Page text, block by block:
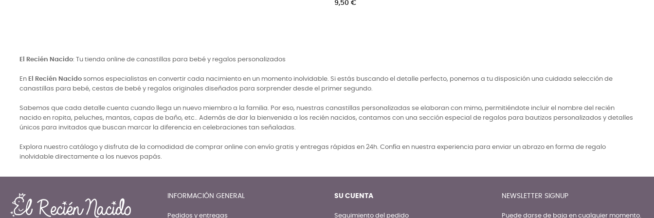
El Recién Nacido: Tu tienda online de canastillas para bebé y regalos personalizados
En El Recién Nacido somos especialistas en convertir cada nacimiento en un momento inolvidable. Si estás buscando el detalle perfecto, ponemos a tu disposición una cuidada selección de
canastillas para bebé, cestas de bebé y regalos originales diseñados para sorprender desde el primer segundo.
Sabemos que cada detalle cuenta cuando llega un nuevo miembro a la familia. Por eso, nuestras canastillas personalizadas se elaboran con mimo, permitiéndote incluir el nombre del recién
nacido en ropita, peluches, mantas, capas de baño, etc.. Además de dar la bienvenida a los recién nacidos, contamos con una sección especial de regalos para bautizos personalizados y detalles
únicos para invitados que buscan marcar la diferencia en celebraciones tan señaladas.
Explora nuestro catálogo y disfruta de la comodidad de comprar online con envío gratis y entregas rápidas en 24h. Confía en nuestra experiencia para enviar un abrazo en forma de regalo
inolvidable directamente a los nuevos papás.
INFORMACIÓN GENERAL
Pedidos y entregas
SU CUENTA
Seguimiento del pedido
NEWSLETTER SIGNUP
Puede darse de baja en cualquier momento.